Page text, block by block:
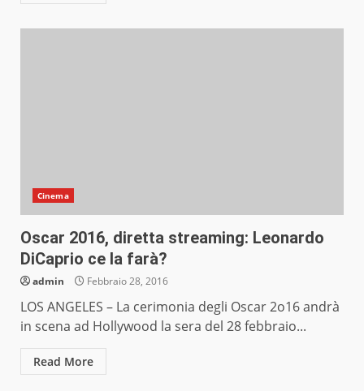
Cinema
Oscar 2016, diretta streaming: Leonardo
DiCaprio ce la farà?
admin Febbraio 28, 2016
LOS ANGELES – La cerimonia degli Oscar 2o16 andrà
in scena ad Hollywood la sera del 28 febbraio...
Read More